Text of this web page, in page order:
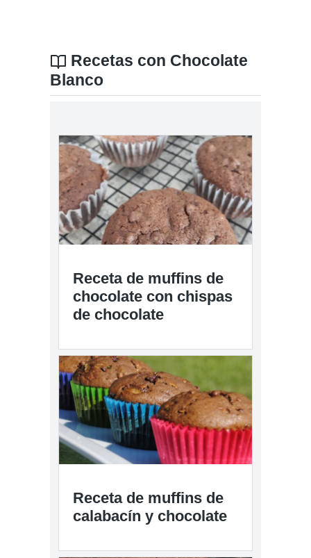
Recetas con Chocolate
Blanco
Receta de muffins de
chocolate con chispas
de chocolate
Receta de muffins de
calabacín y chocolate